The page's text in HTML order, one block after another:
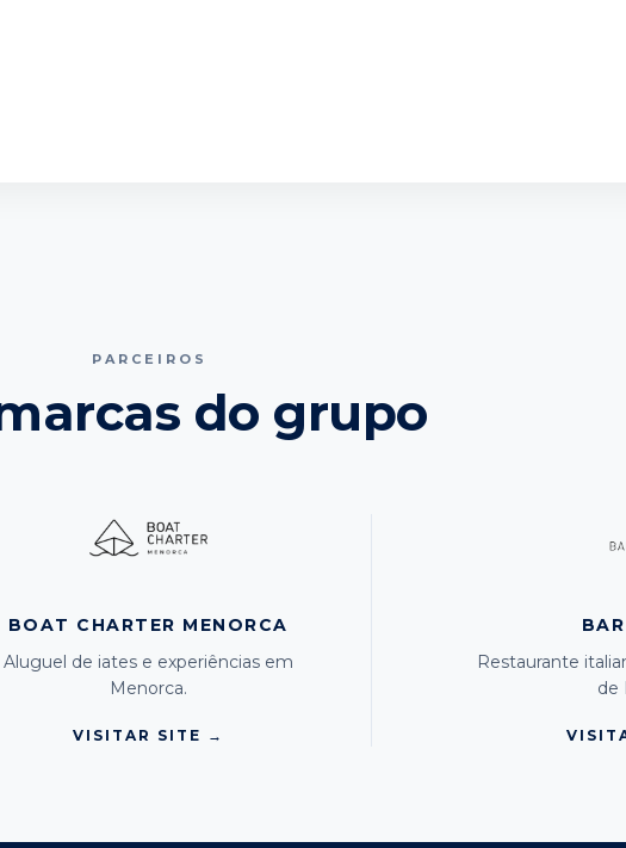
PARCEIROS
do grupo
BOAT CHARTER MENORCA
Aluguel de iates e experiências em
Menorca.
VISITAR SITE →
Restaurante
de